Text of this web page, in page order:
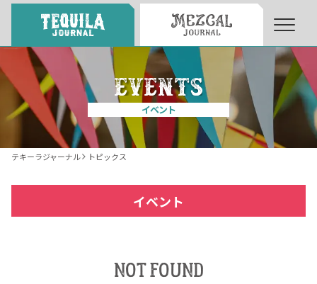
About About Tequila Journal
テキーラとは What’s Tequila
イベント
テキーラジャーナル トピックス
イベント
NOT FOUND